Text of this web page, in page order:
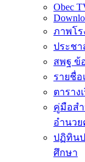
Obec
ภาพโร
ประช
สพฐ ข้
รายชื่อ
ตาราง
คู่มือส
อำนวย
ปฏิทิน
ศึกษา